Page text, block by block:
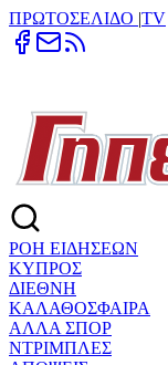
ΠΡΩΤΟΣΕΛΙΔΟ |TV
ΡΟΗ ΕΙΔΗΣΕΩΝ
ΚΥΠΡΟΣ
ΔΙΕΘΝΗ
ΚΑΛΑΘΟΣΦΑΙΡΑ
ΑΛΛΑ ΣΠΟΡ
ΝΤΡΙΜΠΛΕΣ